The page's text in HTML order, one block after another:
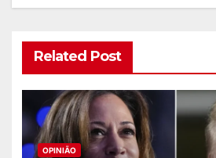
Related Post
OPINIÃO